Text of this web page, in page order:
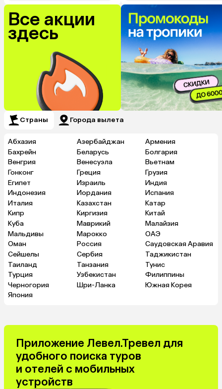
Все акции
здесь
Страны Города вылета
Абхазия Азербайджан
Армения
Бахрейн
Беларусь
Болгария
Венгрия
Венесуэла
Вьетнам
Гонконг
Греция
Грузия
Египет
Израиль
Индия
Индонезия
Иордания
Испания
Италия
Казахстан
Катар
Кипр
Киргизия
Китай
Куба
Маврикий
Малайзия
Мальдивы
Марокко
ОАЭ
Оман
Россия
Саудовская Аравия
Сейшелы
Сербия
Таджикистан
Таиланд
Танзания
Тунис
Турция
Узбекистан
Филиппины
Черногория
Шри-Ланка
Южная Корея
Япония
Приложение Левел.Тревел для
удобного поиска туров
и отелей с мобильных
устройств